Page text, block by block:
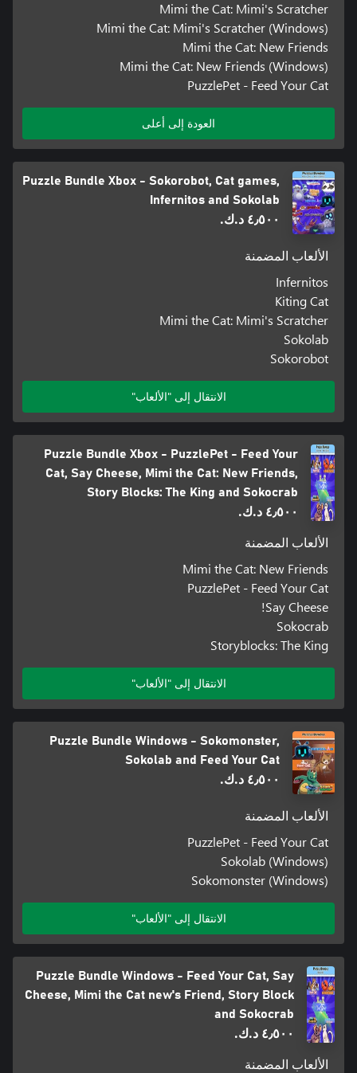
Mimi the Cat: Mimi's Scratcher
Mimi the Cat: Mimi's Scratcher (Windows)
Mimi the Cat: New Friends
Mimi the Cat: New Friends (Windows)
PuzzlePet - Feed Your Cat
العودة إلى أعلى
Puzzle Bundle Xbox - Sokorobot, Cat games,
Infernitos and Sokolab
٤٫٥٠٠ د.ك.‏
الألعاب المضمنة
Infernitos
Kiting Cat
Mimi the Cat: Mimi's Scratcher
Sokolab
Sokorobot
الانتقال إلى "الألعاب"
Puzzle Bundle Xbox - PuzzlePet - Feed Your
Cat, Say Cheese, Mimi the Cat: New Friends,
Story Blocks: The King and Sokocrab
٤٫٥٠٠ د.ك.‏
الألعاب المضمنة
Mimi the Cat: New Friends
PuzzlePet - Feed Your Cat
Say Cheese!
Sokocrab
Storyblocks: The King
الانتقال إلى "الألعاب"
Puzzle Bundle Windows - Sokomonster,
Sokolab and Feed Your Cat
٤٫٥٠٠ د.ك.‏
الألعاب المضمنة
PuzzlePet - Feed Your Cat
Sokolab (Windows)
Sokomonster (Windows)
الانتقال إلى "الألعاب"
Puzzle Bundle Windows - Feed Your Cat, Say
Cheese, Mimi the Cat new's Friend, Story Block
and Sokocrab
٤٫٥٠٠ د.ك.‏
الألعاب المضمنة